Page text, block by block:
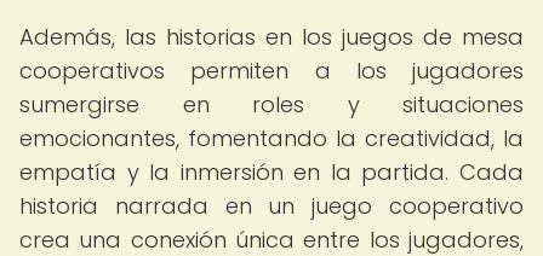
Además, las historias en los juegos de mesa
cooperativos permiten a los jugadores
sumergirse en roles y situaciones
emocionantes, fomentando la creatividad, la
empatía y la inmersión en la partida. Cada
historia narrada en un juego cooperativo
crea una conexión única entre los jugadores,